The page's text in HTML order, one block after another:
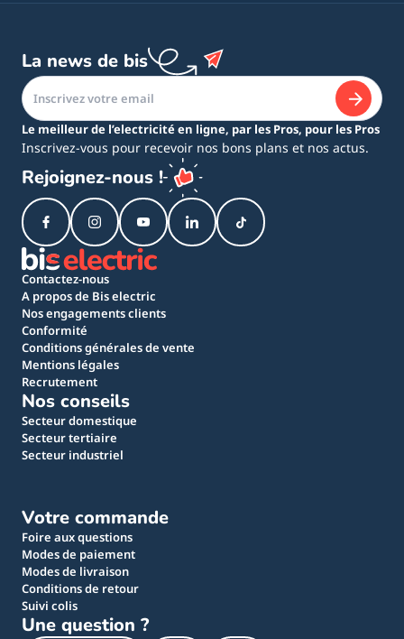
La news de bis
Le meilleur de l’electricité en ligne, par les Pros, pour les Pros
Inscrivez-vous pour recevoir nos bons plans et nos actus.
Rejoignez-nous !
Contactez-nous
A propos de Bis electric
Nos engagements clients
Conformité
Conditions générales de vente
Mentions légales
Recrutement
Nos conseils
Secteur domestique
Secteur tertiaire
Secteur industriel
Votre commande
Foire aux questions
Modes de paiement
Modes de livraison
Conditions de retour
Suivi colis
Une question ?